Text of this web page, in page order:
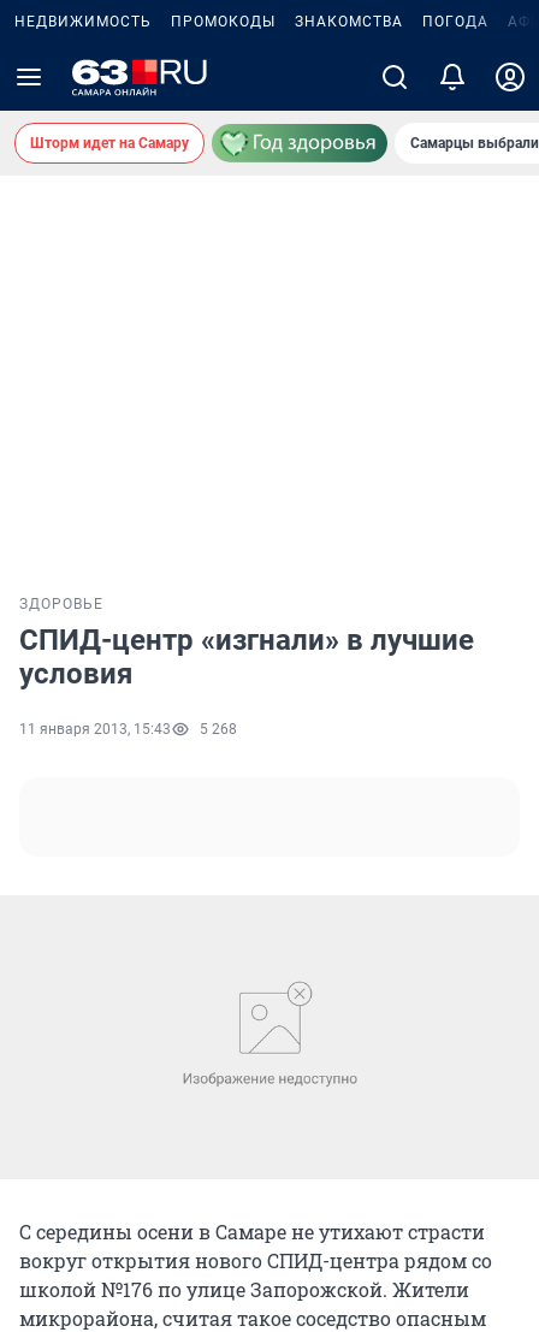
НЕДВИЖИМОСТЬ ПРОМОКОДЫ ЗНАКОМСТВА ПОГОДА
Шторм идет на Самару Самарцы
ЗДОРОВЬЕ
СПИД-центр «изгнали» в лучшие
условия
11 января 2013, 15:43 5 268
С середины осени в Самаре не утихают страсти
вокруг открытия нового СПИД-центра рядом со
школой №176 по улице Запорожской. Жители
микрорайона, считая такое соседство опасным